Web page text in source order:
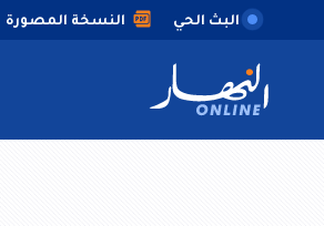
البث الحي النسخة المصورة